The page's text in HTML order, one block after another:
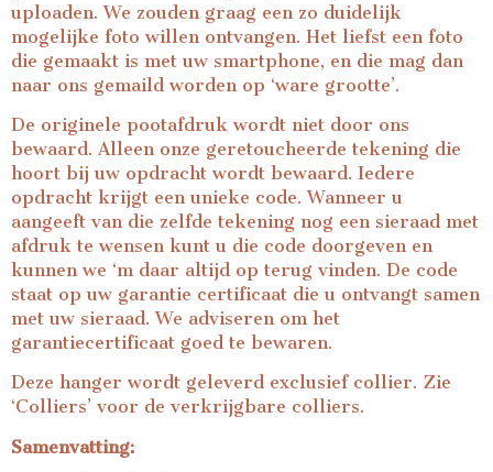
uploaden. We zouden graag een zo duidelijk
mogelijke foto willen ontvangen. Het liefst een foto
die gemaakt is met uw smartphone, en die mag dan
naar ons gemaild worden op ‘ware grootte’.
De originele pootafdruk wordt niet door ons
bewaard. Alleen onze geretoucheerde tekening die
hoort bij uw opdracht wordt bewaard. Iedere
opdracht krijgt een unieke code. Wanneer u
aangeeft van die zelfde tekening nog een sieraad met
afdruk te wensen kunt u die code doorgeven en
kunnen we ‘m daar altijd op terug vinden. De code
staat op uw garantie certificaat die u ontvangt samen
met uw sieraad. We adviseren om het
garantiecertificaat goed te bewaren.
Deze hanger wordt geleverd exclusief collier. Zie
‘Colliers’ voor de verkrijgbare colliers.
Samenvatting: